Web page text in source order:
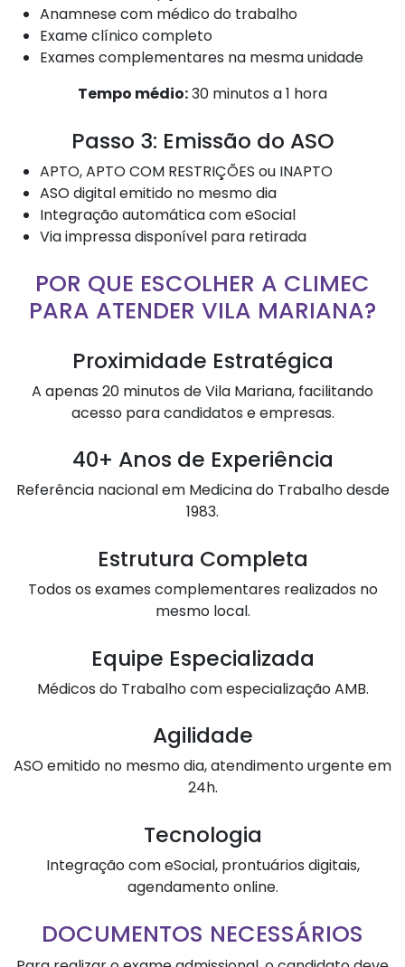
Anamnese com médico do trabalho
Exame clínico completo
Exames complementares na mesma unidade
Tempo médio:30 minutos a 1 hora
Passo 3: Emissão do ASO
APTO, APTO COM RESTRIÇÕES ou INAPTO
ASO digital emitido no mesmo dia
Integração automática com eSocial
Via impressa disponível para retirada
POR QUE ESCOLHER A CLIMEC
PARA ATENDER VILA MARIANA?
Proximidade Estratégica
A apenas 20 minutos de Vila Mariana, facilitando
acesso para candidatos e empresas.
40+ Anos de Experiência
Referência nacional em Medicina do Trabalho desde
1983.
Estrutura Completa
Todos os exames complementares realizados no
mesmo local.
Equipe Especializada
Médicos do Trabalho com especialização AMB.
Agilidade
ASO emitido no mesmo dia, atendimento urgente em
24h.
Tecnologia
Integração com eSocial, prontuários digitais,
agendamento online.
DOCUMENTOS NECESSÁRIOS